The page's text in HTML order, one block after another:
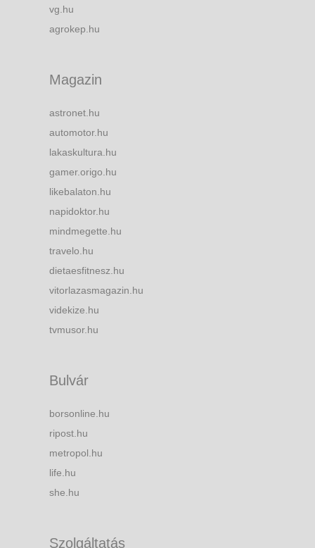
vg.hu
agrokep.hu
Magazin
astronet.hu
automotor.hu
lakaskultura.hu
gamer.origo.hu
likebalaton.hu
napidoktor.hu
mindmegette.hu
travelo.hu
dietaesfitnesz.hu
vitorlazasmagazin.hu
videkize.hu
tvmusor.hu
Bulvár
borsonline.hu
ripost.hu
metropol.hu
life.hu
she.hu
Szolgáltatás